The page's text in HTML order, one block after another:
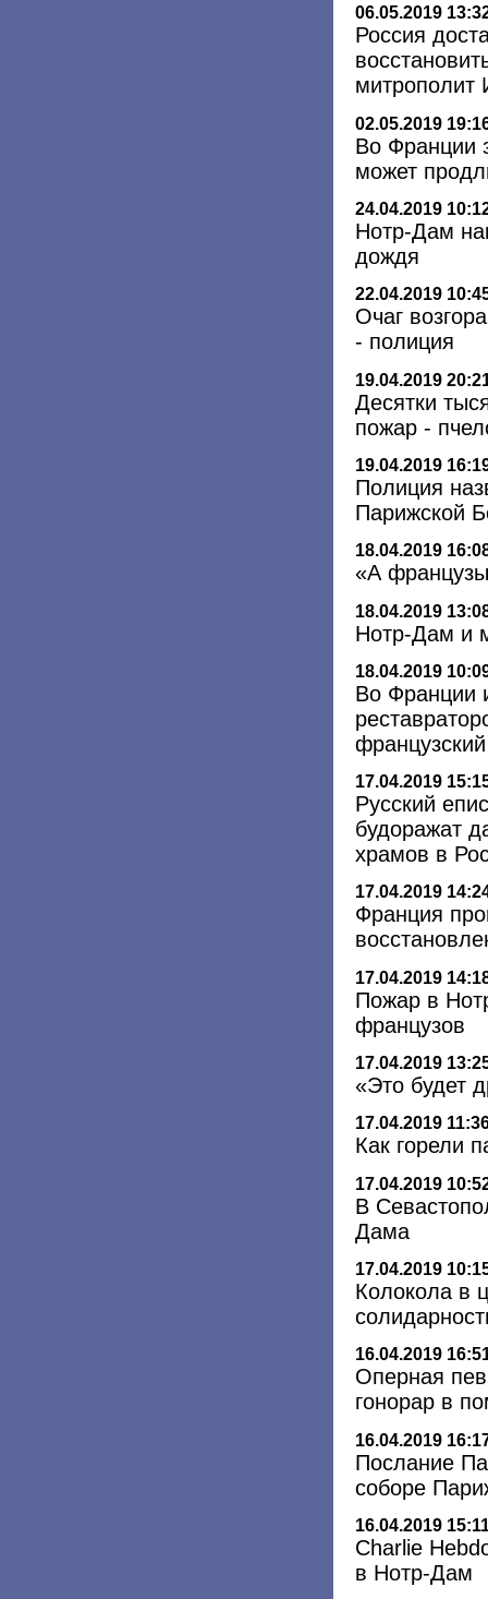
06.05.2019
Россия
митрополит
02.05.2019
Во Франции
может
24.04.2019
Нотр-Дам
дождя
22.04.2019
Очаг
- полиция
19.04.2019
Десятки
пожар -
19.04.2019
Полиция
Парижской
18.04.2019
«А
18.04.2019
Нотр-Дам и
18.04.2019
Во Франции
17.04.2019
Русский
будоражат
храмов в
17.04.2019
Франция
17.04.2019
Пожар в
французов
17.04.2019
«Это будет
17.04.2019
Как горели
17.04.2019
В
Дама
17.04.2019
Колокола в
16.04.2019
Оперная
гонорар в
16.04.2019
Послание
соборе
16.04.2019
Charlie
в Нотр-Дам